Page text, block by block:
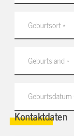
Kontaktdaten